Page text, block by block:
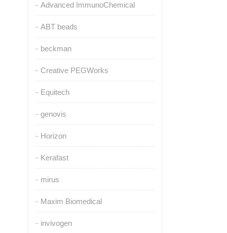
Advanced ImmunoChemical
ABT beads
beckman
Creative PEGWorks
Equitech
genovis
Horizon
Kerafast
mirus
Maxim Biomedical
invivogen